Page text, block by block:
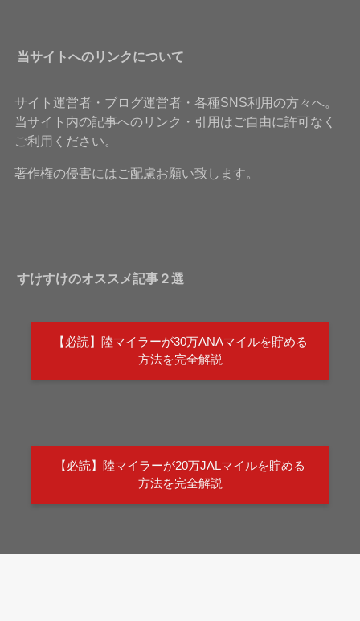
当サイトへのリンクについて
サイト運営者・ブログ運営者・各種SNS利用の方々へ。
当サイト内の記事へのリンク・引用はご自由に許可なく
ご利用ください。
著作権の侵害にはご配慮お願い致します。
すけすけのオススメ記事２選
【必読】陸マイラーが30万ANAマイルを貯める
方法を完全解説
【必読】陸マイラーが20万JALマイルを貯める
方法を完全解説